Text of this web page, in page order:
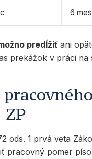
6
predĺžiť ani
prekážok v práci
ZP
ods. 1 prvá veta
pracovný pomer